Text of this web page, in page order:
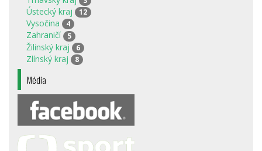
Ústecký kraj 12
Vysočina 4
Zahraničí 5
Žilinský kraj 6
Zlínský kraj 8
Média